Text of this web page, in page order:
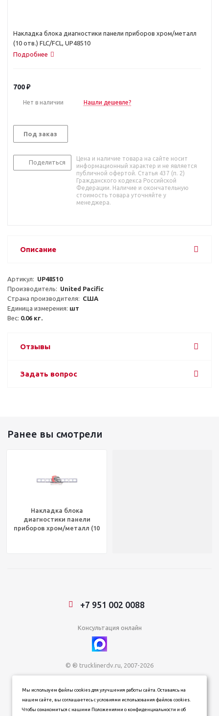
Накладка блока диагностики панели приборов хром/металл
(10 отв.) FLC/FCL, UP48510
Подробнее
700₽
Нет в наличии Нашли дешевле?
Под заказ
Поделиться
Цена и наличие товара на сайте носит
информационный характер и не является
публичной офертой. Статья 437 (п. 2)
Гражданского кодекса Российской
Федерации. Наличие и окончательную
стоимость товара уточняйте у
менеджера.
Описание
Артикул: UP48510
Производитель: United Pacific
Страна производителя: США
Единица измерения: шт
Вес: 0.06 кг.
Отзывы
Задать вопрос
Ранее вы смотрели
Накладка блока
диагностики панели
приборов хром/металл (10
+7 951 002 0088
Консультация онлайн
© ® trucklinerdv.ru, 2007-2026
Информация о товарах, ценах и наличии на сайте носит
ИНН 253612854202
ОГРН 320253600063402
Мы используем файлы cookies для улучшения работы сайта. Оставаясь на
нашем сайте, вы соглашаетесь с условиями использования файлов cookies.
Чтобы ознакомиться с нашими Положениями о конфиденциальности и об